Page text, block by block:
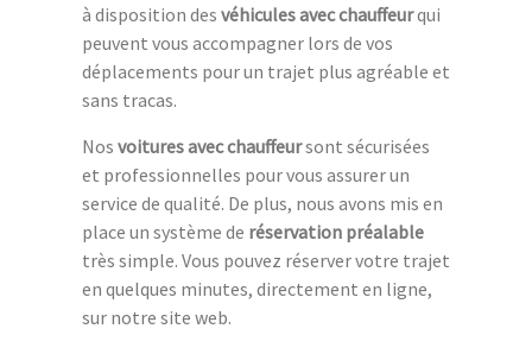
à disposition des véhicules avec chauffeurqui
peuvent vous accompagner lors de vos
déplacements pour un trajet plus agréable et
sans tracas.
Nos voitures avec chauffeursont sécurisées
et professionnelles pour vous assurer un
service de qualité. De plus, nous avons mis en
place un système de réservation préalable
très simple. Vous pouvez réserver votre trajet
en quelques minutes, directement en ligne,
sur notre site web.